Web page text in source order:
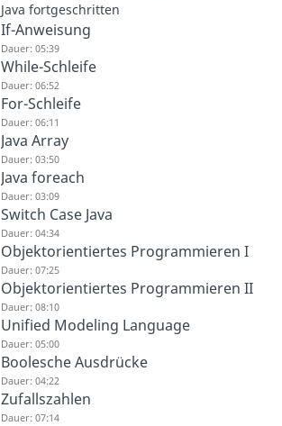
Java fortgeschritten
If-Anweisung
Dauer: 05:39
While-Schleife
Dauer: 06:52
For-Schleife
Dauer: 06:11
Java Array
Dauer: 03:50
Java foreach
Dauer: 03:09
Switch Case Java
Dauer: 04:34
Objektorientiertes Programmieren I
Dauer: 07:25
Objektorientiertes Programmieren II
Dauer: 08:10
Unified Modeling Language
Dauer: 05:00
Boolesche Ausdrücke
Dauer: 04:22
Zufallszahlen
Dauer: 07:14